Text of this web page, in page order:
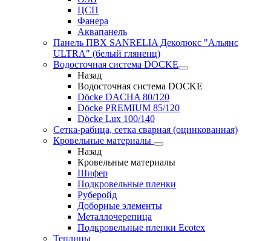
ЦСП
Фанера
Аквапанель
Панель ПВХ SANRELIA Деколюкс "Альянс
ULTRA" (белый гляненц)
Водосточная система DOCKE
Назад
Водосточная система DOCKE
Döсkе DACHA 80/120
Döcke PREMIUM 85/120
Döсkе Luх 100/140
Сетка-рабица, сетка сварная (оцинкованная)
Кровельные материалы
Назад
Кровельные материалы
Шифер
Подкровельные пленки
Руберойд
Доборные элементы
Металлочерепица
Подкровельные пленки Ecotex
Теплицы